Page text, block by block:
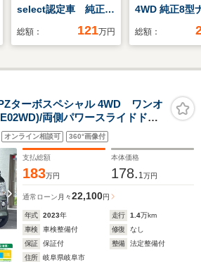
select認定車 純正イ
ンターナビ リアカメ
ール
総額： 121万円
4WD 純正8型
純正エンジン
突軽減装置付
ル・フルオー
ンディショナ
総額：
ターボスペシャル 4WD ワンオ
両側パワースライドドア/
/デュアルカメラブレーキサポー
防止機能/前後ドライブレコーダ
書 /取説
オンライン相談可 360°画像付
支払総額
183万円
本体価格
178. 1万円
通常ローン 月々22,100円
年式 2023年 走行 1.4万km
車検
車検整備付 修復
なし
保証
保証付 整備
法定整備付
住所
岐阜県岐阜市